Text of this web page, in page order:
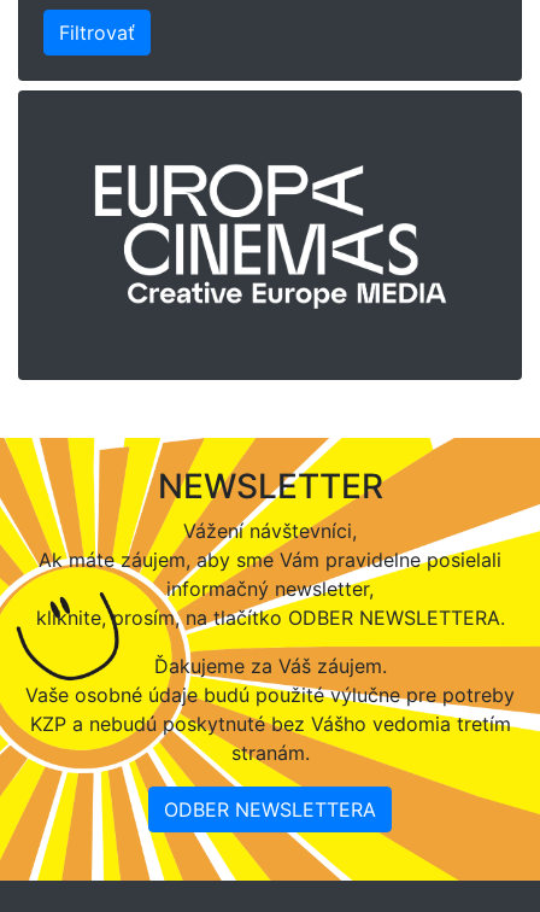
NEWSLETTER
Vážení návštevníci,
Ak máte záujem, aby sme Vám pravidelne posielali
informačný newsletter,
kliknite, prosím, na tlačítko ODBER NEWSLETTERA.
Ďakujeme za Váš záujem.
Vaše osobné údaje budú použité výlučne pre potreby
KZP a nebudú poskytnuté bez Vášho vedomia tretím
stranám.
ODBER NEWSLETTERA